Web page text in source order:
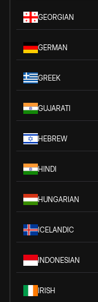
GEORGIAN
GERMAN
GREEK
GUJARATI
HEBREW
HINDI
HUNGARIAN
ICELANDIC
INDONESIAN
IRISH